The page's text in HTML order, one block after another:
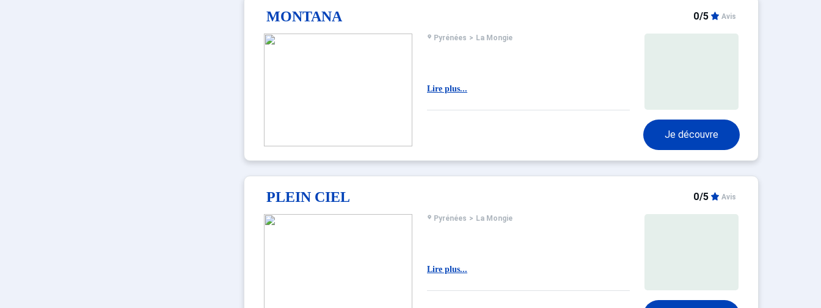
MONTANA 0/5 Avis
Pyrénées > La Mongie
Lire plus...
Je découvre
PLEIN CIEL 0/5 Avis
Pyrénées > La Mongie
Lire plus...